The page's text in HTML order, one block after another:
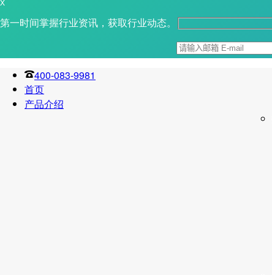
X
第一时间掌握行业资讯，获取行业动态。
400-083-9981
首页
产品介绍